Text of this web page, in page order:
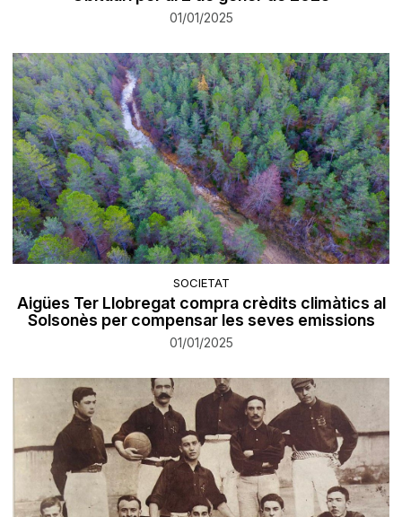
01/01/2025
SOCIETAT
Aigües Ter Llobregat compra crèdits climàtics al
Solsonès per compensar les seves emissions
01/01/2025